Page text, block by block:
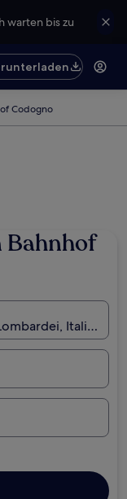
warten bis zu
Codogno
Bahnhof
Italien